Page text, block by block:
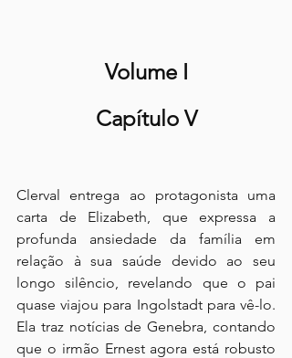
Volume I
Capítulo V
Clerval entrega ao protagonista uma
carta de Elizabeth, que expressa a
profunda ansiedade da família em
relação à sua saúde devido ao seu
longo silêncio, revelando que o pai
quase viajou para Ingolstadt para vê-lo.
Ela traz notícias de Genebra, contando
que o irmão Ernest agora está robusto